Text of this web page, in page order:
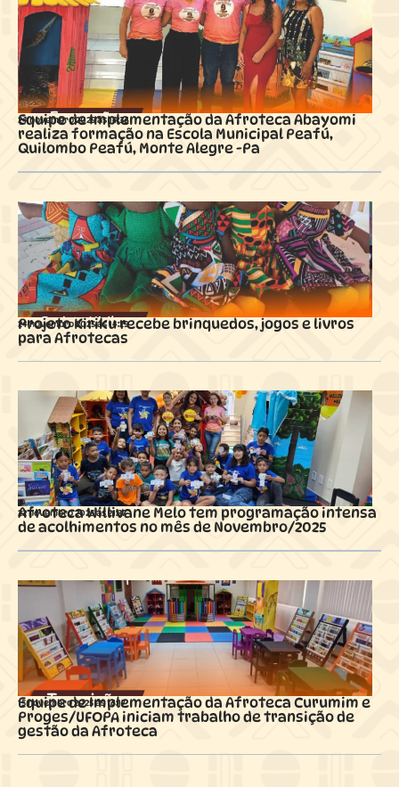
24 novembro 2025 ás14:36
Equipe de Implementação da Afroteca Abayomi
realiza formação na Escola Municipal Peafú,
Quilombo Peafú, Monte Alegre -Pa
24 novembro 2025 ás14:29
Projeto Kiriku recebe brinquedos, jogos e livros
para Afrotecas
22 novembro 2025 ás21:37
Afroteca Willivane Melo tem programação intensa
de acolhimentos no mês de Novembro/2025
15 novembro 2025 ás16:17
Equipe de Implementação da Afroteca Curumim e
Proges/UFOPA iniciam trabalho de transição de
gestão da Afroteca